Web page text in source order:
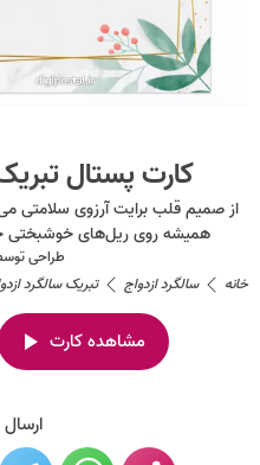
کارت پستال
از صمیم قلب برایت آرزوی سلامتی
همیشه روی ریل‌های خوشبختی
طراحی
خانه
سالگرد ازدواج تبریک سالگرد
مشاهده کارت